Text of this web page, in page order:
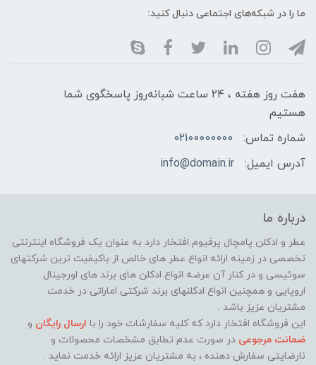
ما را در شبکه‌های اجتماعی دنبال کنید:
هفت روز هفته ، ۲۴ ساعت شبانه‌روز پاسخگوی شما
هستیم
شماره تماس:
02100000000
آدرس ایمیل:
info@domain.ir
درباره ما
عطر و ادکلن پامچال پرفیوم افتخار دارد به عنوان یک فروشگاه اینترنتی
تخصصی در زمینه ارائه انواع عطر های خالص از باکیفیت ترین شرکتهای
سوئیسی و در کنار آن عرضه انواع ادکلن های برند های اورجینال
اروپایی و همچنین انواع ادکلنهای برند شرکتی اماراتی در خدمت
مشتریان عزیز باشد .
این فروشگاه افتخار دارد که کلیه سفارشات خود را با ارسال رایگان و
ضمانت مرجوعی در صورت عدم تطابق مشخصات محصولات و
نارضایتی سفارش دهنده ، به مشتریان عزیز ارائه خدمت نماید ‌.